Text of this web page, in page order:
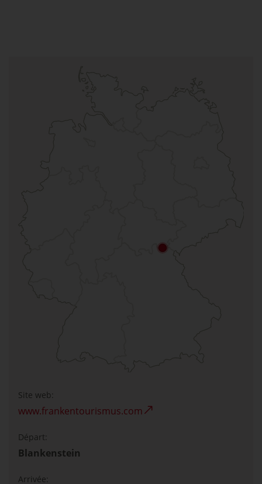
Site web:
www.frankentourismus.com
Départ:
Blankenstein
Arrivée: